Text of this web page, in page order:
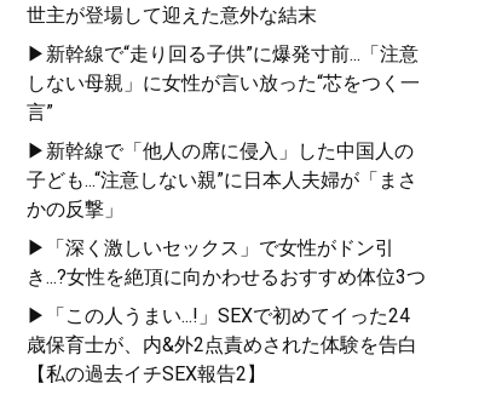
世主が登場して迎えた意外な結末
▶新幹線で“走り回る子供”に爆発寸前...「注意
しない母親」に女性が言い放った“芯をつく一
言”
▶新幹線で「他人の席に侵入」した中国人の
子ども...“注意しない親”に日本人夫婦が「まさ
かの反撃」
▶「深く激しいセックス」で女性がドン引
き...?女性を絶頂に向かわせるおすすめ体位3つ
▶「この人うまい...!」SEXで初めてイった24
歳保育士が、内&外2点責めされた体験を告白
【私の過去イチSEX報告2】